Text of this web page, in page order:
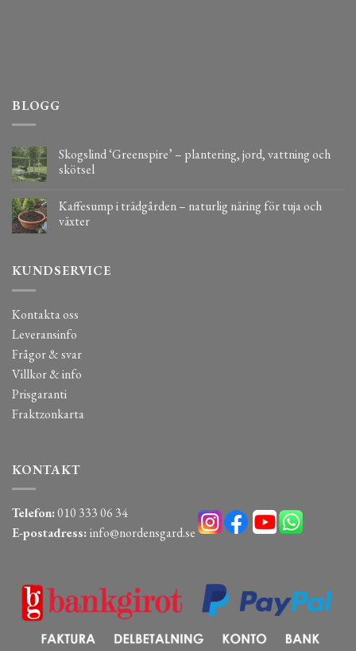
BLOGG
Skogslind ‘Greenspire’ – plantering, jord, vattning och
skötsel
Kaffesump i trädgården – naturlig näring för tuja och
växter
KUNDSERVICE
Kontakta oss
Leveransinfo
Frågor & svar
Villkor & info
Prisgaranti
Fraktzonkarta
KONTAKT
Telefon:010 333 06 34
E-postadress: info@nordensgard.se